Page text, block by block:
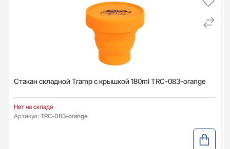
Стакан складной Tramp с крышкой 180ml TRC-083-orange
Нет на складе
Артикул: TRC-083-orange